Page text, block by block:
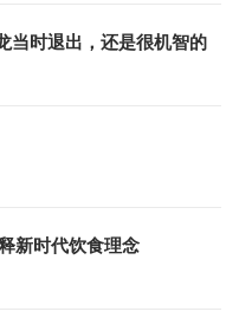
当时退出，还是很机智的
新时代饮食理念